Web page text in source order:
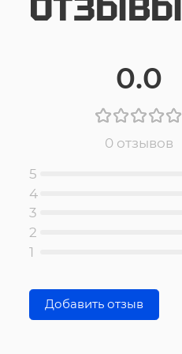
0.0
0 отзывов
5
4
3
2
1
Добавить отзыв